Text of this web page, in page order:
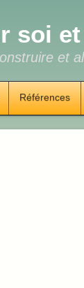
soi
et
Références